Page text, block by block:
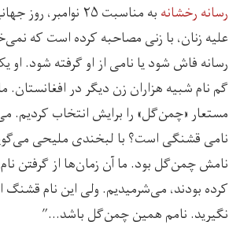
رسانه رخشانه
به مناسبت ۲۵
علیه زنان، با زنی مصاحبه کرده است که
رسانه فاش شود یا نامی از او گرفته شود.
گم نام شبیه هزاران زن دیگر در افغانستان. ما
مستعار «چمن‌گل» را برایش انتخاب
نامی قشنگی است؟ با لبخندی ملیحی
نامش چمن‌گل بود. ما آن زمان‌ها از گرفتن
کرده بودند، می‌شرمیدیم. ولی این نام
نگیرید. نامم همین چمن‌گل باشد…”